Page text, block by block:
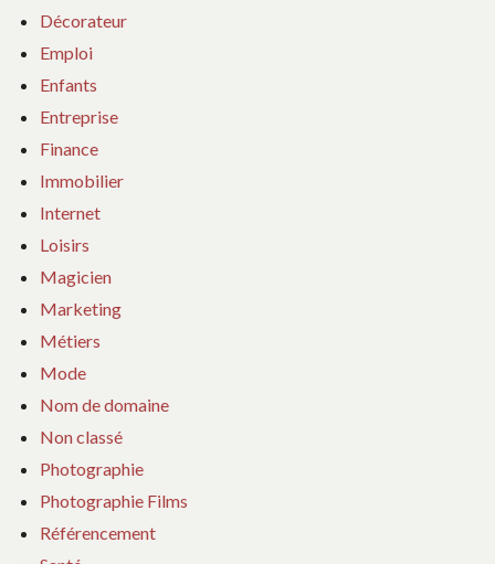
Décorateur
Emploi
Enfants
Entreprise
Finance
Immobilier
Internet
Loisirs
Magicien
Marketing
Métiers
Mode
Nom de domaine
Non classé
Photographie
Photographie Films
Référencement